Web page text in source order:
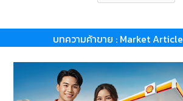
บทความค้าขาย : Market Article